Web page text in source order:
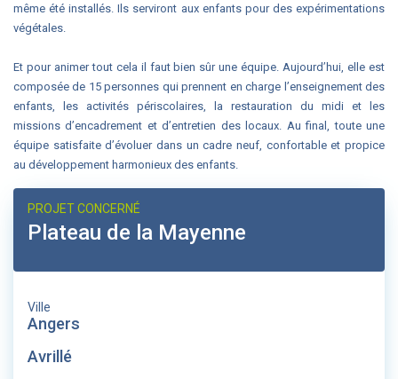
même été installés. Ils serviront aux enfants pour des expérimentations
végétales.
Et pour animer tout cela il faut bien sûr une équipe. Aujourd’hui, elle est
composée de 15 personnes qui prennent en charge l’enseignement des
enfants, les activités périscolaires, la restauration du midi et les
missions d’encadrement et d’entretien des locaux. Au final, toute une
équipe satisfaite d’évoluer dans un cadre neuf, confortable et propice
au développement harmonieux des enfants.
PROJET CONCERNÉ
Plateau de la Mayenne
Ville
Angers
Avrillé